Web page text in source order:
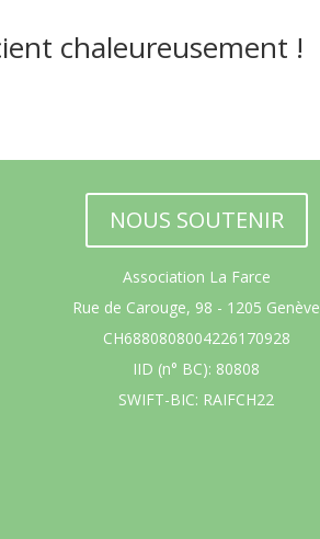
chaleureusement !
NOUS SOUTENIR
Association La Farce
Rue de Carouge, 98 - 1205 Genève
CH6880808004226170928
IID (n° BC): 80808
SWIFT-BIC: RAIFCH22